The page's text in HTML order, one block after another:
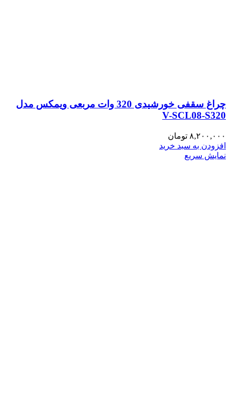
چراغ سقفی خورشیدی 320 وات مربعی ویمکس مدل
V-SCL08-S320
۸,۲۰۰,۰۰۰ تومان
افزودن به سبد خرید
نمایش سریع